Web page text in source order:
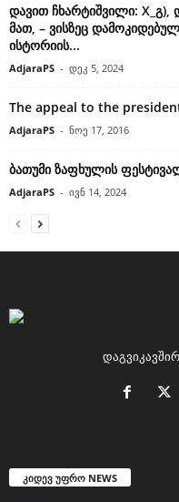
დავით ჩხარტიშვილი: X_გ),
მათ, – ვისზეც
ისტორიის...
AdjaraPS - დეკ 5, 2024
The appeal to the
AdjaraPS - ნოე 17, 2016
ბათუმი ზაფხულის
AdjaraPS - ივნ 14, 2024
კიდევ უფრო NEWS